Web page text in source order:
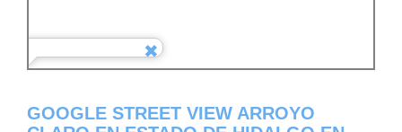
GOOGLE STREET VIEW ARROYO